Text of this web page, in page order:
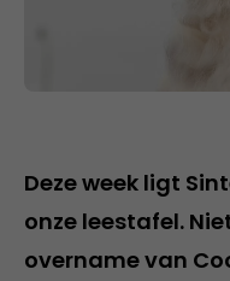
Deze week ligt
onze leestafel.
overname van